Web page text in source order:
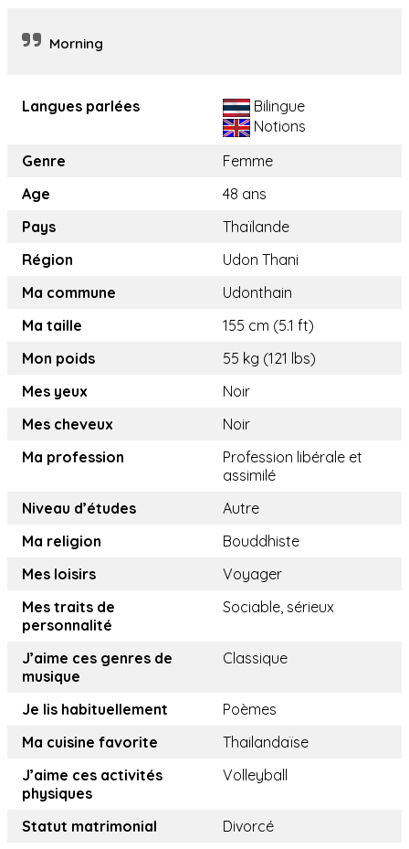
Morning
Langues parlées
Bilingue
Notions
Genre
Femme
Age
48 ans
Pays
Thaïlande
Région
Udon Thani
Ma commune
Udonthain
Ma taille
155 cm (5.1 ft)
Mon poids
55 kg (121 lbs)
Mes yeux
Noir
Mes cheveux
Noir
Ma profession
Profession libérale et
assimilé
Niveau d’études
Autre
Ma religion
Bouddhiste
Mes loisirs
Voyager
Mes traits de
personnalité
Sociable, sérieux
J’aime ces genres de
musique
Classique
Je lis habituellement
Poèmes
Ma cuisine favorite
Thailandaïse
J’aime ces activités
physiques
Volleyball
Statut matrimonial
Divorcé